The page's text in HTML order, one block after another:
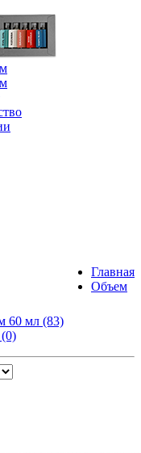
Главная
Объем
60 мл (83)